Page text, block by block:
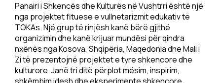
Panairi i Shkencës dhe Kulturës në Vushtrri është një
nga projektet fituese e vullnetarizmit edukativ të
TOKAs. Një grup të rinjësh kanë bërë gjithë
organizimin dhe kanë krijuar mundësi për qindra
nxënës nga Kosova, Shqipëria, Maqedonia dhe Mali i
Zi të prezentojnë projektet e tyre shkencore dhe
kulturore. Janë tri ditë përplot mësim, inspirim,